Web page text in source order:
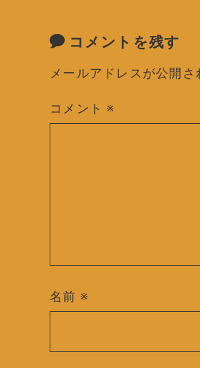
コメントを残す
メールアドレスが公開さ
コメント ※
名前 ※